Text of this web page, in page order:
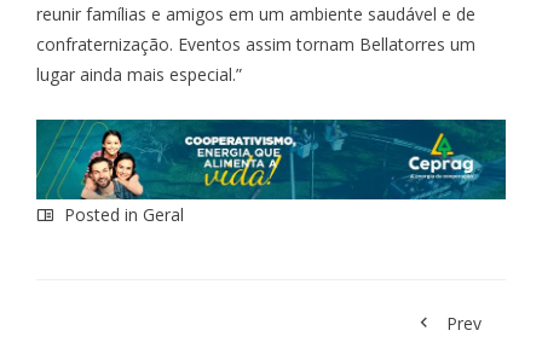
reunir famílias e amigos em um ambiente saudável e de
confraternização. Eventos assim tornam Bellatorres um
lugar ainda mais especial.”
Posted in Geral
Prev